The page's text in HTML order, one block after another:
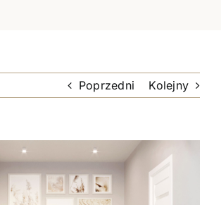
Poprzedni Kolejny